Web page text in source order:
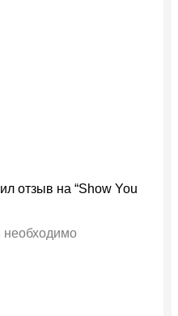
отзыв на “Show You
необходимо